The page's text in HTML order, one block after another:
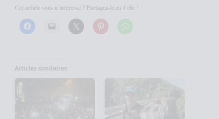
Cet article vous a intéressé ? Partagez-le en 1 clic !
Articles similaires